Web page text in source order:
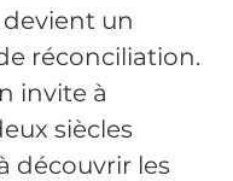
devient un
réconciliation.
invite à
siècles
découvrir les